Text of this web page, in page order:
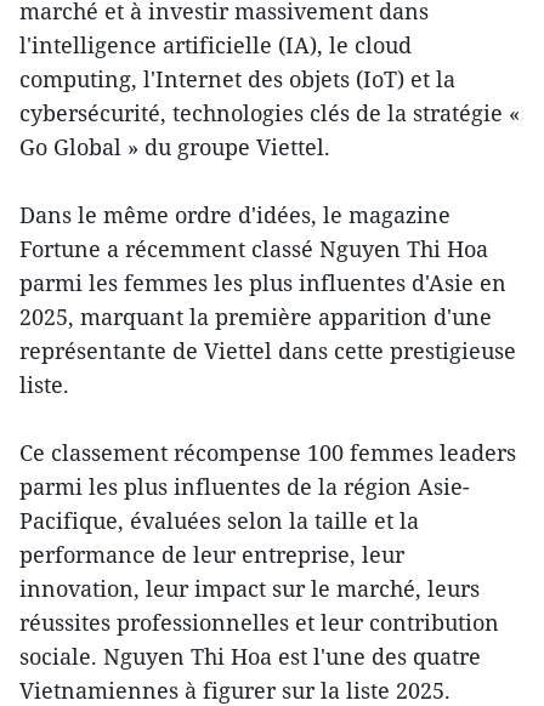
marché et à investir massivement dans
l'intelligence artificielle (IA), le cloud
computing, l'Internet des objets (IoT) et la
cybersécurité, technologies clés de la stratégie «
Go Global » du groupe Viettel.
Dans le même ordre d'idées, le magazine
Fortune a récemment classé Nguyen Thi Hoa
parmi les femmes les plus influentes d'Asie en
2025, marquant la première apparition d'une
représentante de Viettel dans cette prestigieuse
liste.
Ce classement récompense 100 femmes leaders
parmi les plus influentes de la région Asie-
Pacifique, évaluées selon la taille et la
performance de leur entreprise, leur
innovation, leur impact sur le marché, leurs
réussites professionnelles et leur contribution
sociale. Nguyen Thi Hoa est l'une des quatre
Vietnamiennes à figurer sur la liste 2025.